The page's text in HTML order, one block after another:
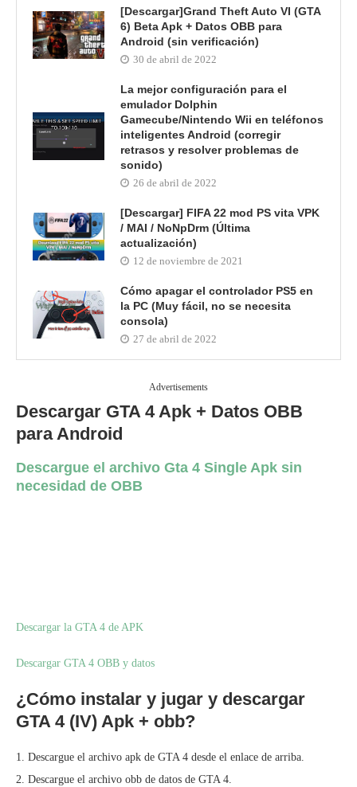
[Descargar]Grand Theft Auto VI (GTA
6) Beta Apk + Datos OBB para
Android (sin verificación)
30 de abril de 2022
La mejor configuración para el
emulador Dolphin
Gamecube/Nintendo Wii en teléfonos
inteligentes Android (corregir
retrasos y resolver problemas de
sonido)
26 de abril de 2022
[Descargar] FIFA 22 mod PS vita VPK
/ MAI / NoNpDrm (Última
actualización)
12 de noviembre de 2021
Cómo apagar el controlador PS5 en
la PC (Muy fácil, no se necesita
consola)
27 de abril de 2022
Advertisements
Descargar GTA 4 Apk + Datos OBB
para Android
Descargue el archivo Gta 4 Single Apk sin
necesidad de OBB
Descargar la GTA 4 de APK
Descargar GTA 4 OBB y datos
¿Cómo instalar y jugar y descargar
GTA 4 (IV) Apk + obb?
1. Descargue el archivo apk de GTA 4 desde el enlace de arriba.
2. Descargue el archivo obb de datos de GTA 4.